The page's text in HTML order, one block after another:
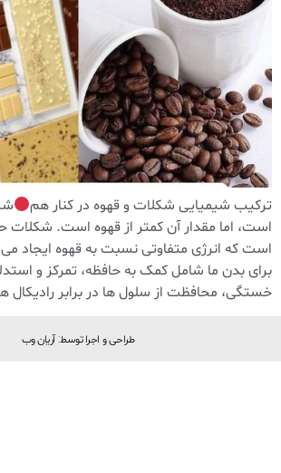
ترکیب شیمیایی شکلات و قهوه در کنار هم
است، اما مقدار آن کمتر از قهوه است. شکلات
است که انرژی متفاوتی نسبت به قهوه ایجاد
برای بدن ما شامل کمک به حافظه، تمرکز و
خستگی، محافظت از سلول ها در برابر رادیکال
طراحی و اجرا توسط: آریان وب